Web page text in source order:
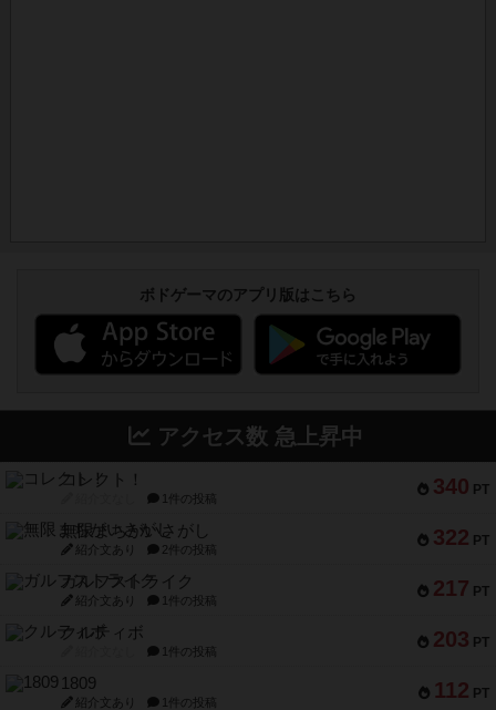
ボドゲーマのアプリ版はこちら
アクセス数 急上昇中
340 PT
コレクト！
1件の投稿
322 PT
無限まちがいさがし
紹介文あり 2件の投稿
217 PT
ガルフストライク
紹介文あり 1件の投稿
203 PT
クルティボ
1件の投稿
112 PT
1809
紹介文あり 1件の投稿